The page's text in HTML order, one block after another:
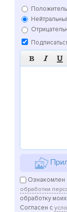
  
Ознакомлен
обработки
обработку
Согласен с